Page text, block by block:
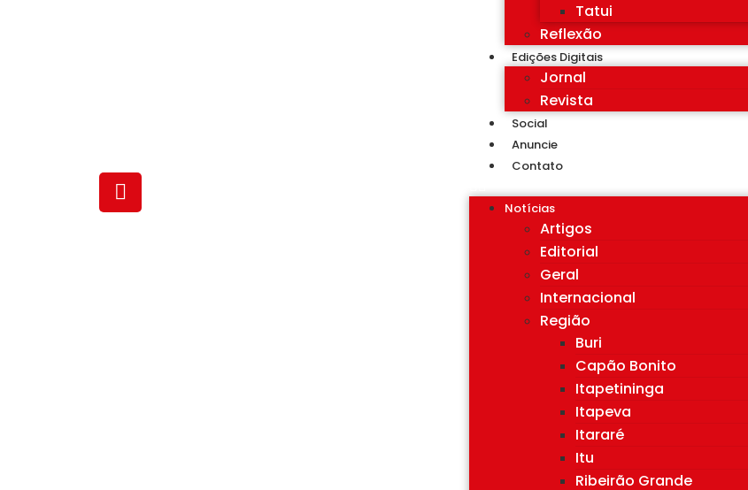
Tatui
Reflexão
Edições Digitais
Jornal
Revista
Social
Anuncie
Contato
Notícias
Artigos
Editorial
Geral
Internacional
Região
Buri
Capão Bonito
Itapetininga
Itapeva
Itararé
Itu
Ribeirão Grande